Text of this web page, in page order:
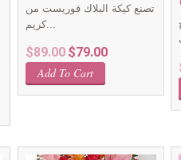
تصنع كيكة البلاك فوريست من
كريم...
$89.00 Original
price
was:
$79.00Current
Add To Cart